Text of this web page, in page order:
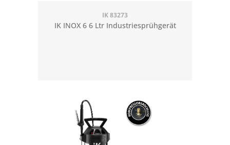
IK 83273
IK INOX 6 6 Ltr Industriesprühgerät